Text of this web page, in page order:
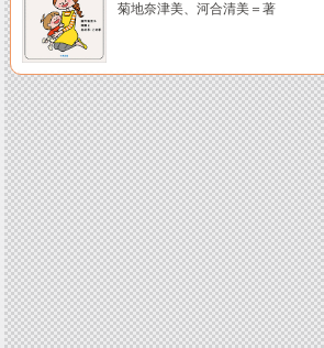
菊地奈津美、河合清美＝著